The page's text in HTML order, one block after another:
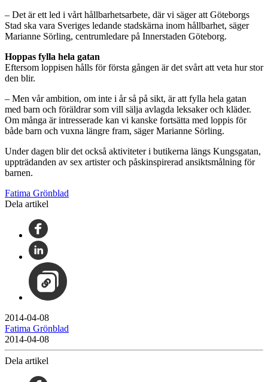
– Det är ett led i vårt hållbarhetsarbete, där vi säger att Göteborgs
Stad ska vara Sveriges ledande stadskärna inom hållbarhet, säger
Marianne Sörling, centrumledare på Innerstaden Göteborg.
Hoppas fylla hela gatan
Eftersom loppisen hålls för första gången är det svårt att veta hur stor
den blir.
– Men vår ambition, om inte i år så på sikt, är att fylla hela gatan
med barn och föräldrar som vill sälja avlagda leksaker och kläder.
Om många är intresserade kan vi kanske fortsätta med loppis för
både barn och vuxna längre fram, säger Marianne Sörling.
Under dagen blir det också aktiviteter i butikerna längs Kungsgatan,
uppträdanden av sex artister och påskinspirerad ansiktsmålning för
barnen.
Fatima Grönblad
Dela artikel
2014-04-08
Fatima Grönblad
2014-04-08
Dela artikel